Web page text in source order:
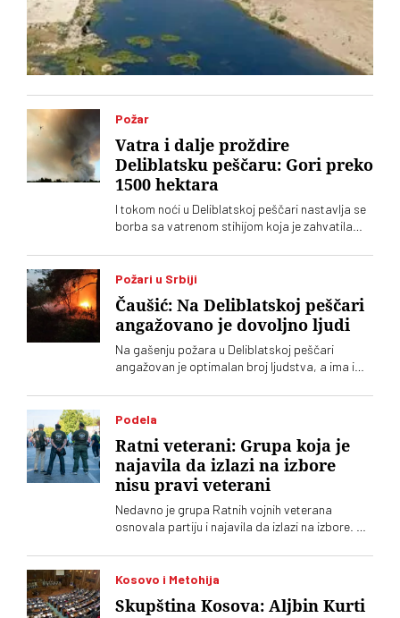
Požar
Vatra i dalje proždire
Deliblatsku peščaru: Gori preko
1500 hektara
I tokom noći u Deliblatskoj peščari nastavlja se
borba sa vatrenom stihijom koja je zahvatila
Požari u Srbiji
Čaušić: Na Deliblatskoj peščari
angažovano je dovoljno ljudi
Na gašenju požara u Deliblatskoj peščari
angažovan je optimalan broj ljudstva, a ima i
pomoćnik ministra Ministarstva unutrašnjih
poslova. Požarom je zahvaćeno oko hiljadu i po
Podela
Ratni veterani: Grupa koja je
najavila da izlazi na izbore
nisu pravi veterani
Nedavno je grupa Ratnih vojnih veterana
osnovala partiju i najavila da izlazi na izbore. Oni
se od njih
Kosovo i Metohija
Skupština Kosova: Aljbin Kurti